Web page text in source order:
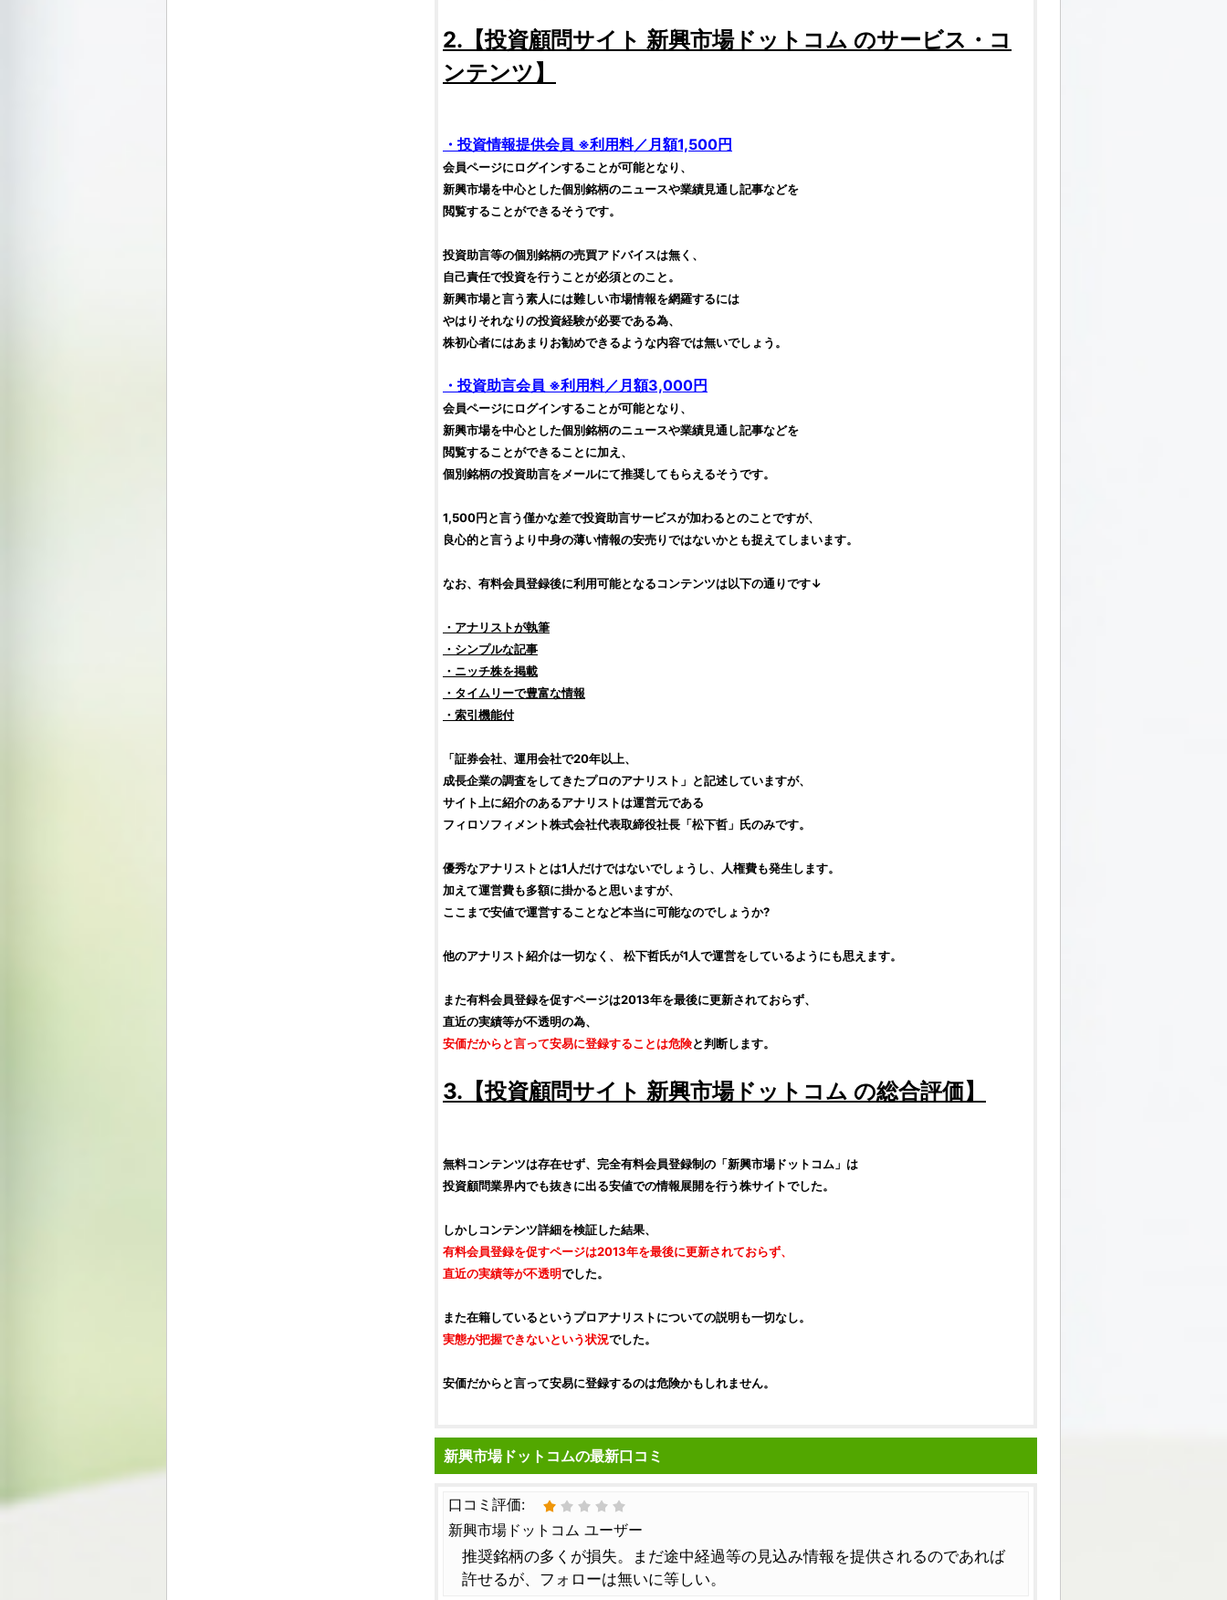
2.【投資顧問サイト 新興市場ドットコム のサービス・コ
ンテンツ】
・投資情報提供会員 ※利用料／月額1,500円
会員ページにログインすることが可能となり、
新興市場を中心とした個別銘柄のニュースや業績見通し記事などを
閲覧することができるそうです。
投資助言等の個別銘柄の売買アドバイスは無く、
自己責任で投資を行うことが必須とのこと。
新興市場と言う素人には難しい市場情報を網羅するには
やはりそれなりの投資経験が必要である為、
株初心者にはあまりお勧めできるような内容では無いでしょう。
・投資助言会員 ※利用料／月額3,000円
会員ページにログインすることが可能となり、
新興市場を中心とした個別銘柄のニュースや業績見通し記事などを
閲覧することができることに加え、
個別銘柄の投資助言をメールにて推奨してもらえるそうです。
1,500円と言う僅かな差で投資助言サービスが加わるとのことですが、
良心的と言うより中身の薄い情報の安売りではないかとも捉えてしまいます。
なお、有料会員登録後に利用可能となるコンテンツは以下の通りです↓
・アナリストが執筆
・シンプルな記事
・ ニッチ株を掲載
・タイムリーで豊富な情報
・索引機能付
「証券会社、運用会社で20年以上、
成長企業の調査をしてきたプロのアナリスト」と記述していますが、
サイト上に紹介のあるアナリストは運営元である
フィロソフィメント株式会社代表取締役社長「松下哲 」氏のみです。
優秀なアナリストとは1人だけではないでしょうし、人権費も発生します。
加えて運営費も多額に掛かると思いますが、
ここまで安値で運営することなど本当に可能なのでしょうか?
他のアナリスト紹介は一切なく、 松下哲氏が1人で運営をしているようにも思えます。
また有料会員登録を促すページは2013年を最後に更新されておらず、
直近の実績等が不透明の為、
安価だからと言って安易に登録することは危険と判断します。
3.【投資顧問サイト 新興市場ドットコム の総合評価】
無料コンテンツは存在せず、完全有料会員登録制の「新興市場ドットコム 」は
投資顧問業界内でも抜きに出る安値での情報展開を行う株サイトでした。
しかしコンテンツ詳細を検証した結果、
有料会員登録を促すページは2013年を最後に更新されておらず、
直近の実績等が不透明でした。
また在籍しているという プロアナリストについての説明も一切なし。
実態が把握できないという状況でした。
安価だからと言って安易に登録するのは危険かもしれません。
新興市場ドットコムの最新口コミ
口コミ評価:
新興市場ドットコム ユーザー
推奨銘柄の多くが損失。まだ途中経過等の見込み情報を提供されるのであれば
許せるが、フォローは無いに等しい。